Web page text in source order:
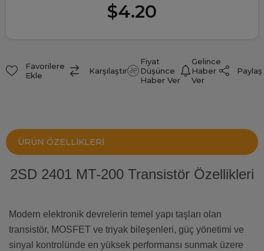
$4.20
Favorilere
Ekle
Karşılaştır
Fiyat
Düşünce
Haber Ver
Gelince
Haber
Ver
Paylaş
ÜRÜN ÖZELLIKLERI
2SD 2401 MT-200 Transistör Özellikleri
Modern elektronik devrelerin temel yapı taşları olan
transistör, MOSFET ve triyak bileşenleri, güç yönetimi ve
sinyal kontrolünde en yüksek performansı sunmak üzere